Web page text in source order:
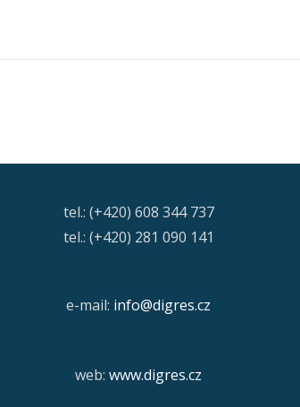
tel.: (+420) 608 344 737
tel.: (+420) 281 090 141
e-mail: info@digres.cz
web: www.digres.cz